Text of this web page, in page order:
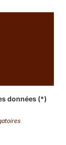
données (*)